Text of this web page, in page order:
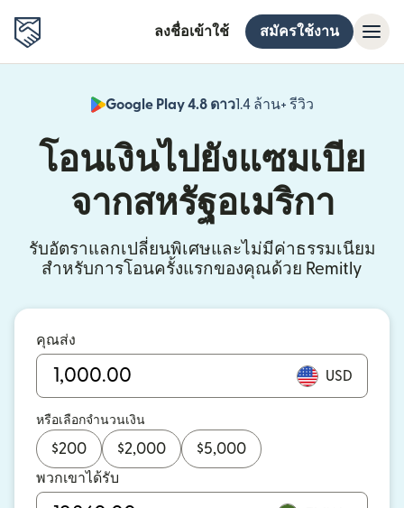
ลงชื่อเข้าใช้ สมัครใช้งาน
Google Play 4.8 ดาว1.4 ล้าน+ รีวิว
(เปิดในหน้าต่
โอนเงินไปยังแซมเบีย
จากสหรัฐอเมริกา
รับอัตราแลกเปลี่ยนพิเศษและไม่มีค่าธรรมเนียม
สำหรับการโอนครั้งแรกของคุณด้วย Remitly
คุณส่ง
USD
หรือเลือกจำนวนเงิน
$200 $2,000 $5,000
พวกเขาได้รับ